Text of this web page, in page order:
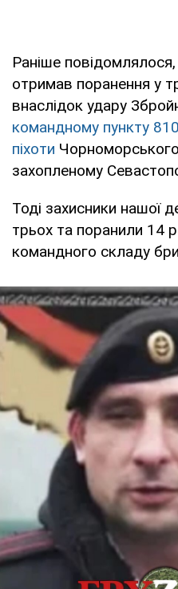
Раніше
отримав поранення у
внаслідок удару
командному пункту
піхоти
захопленому
Тоді захисники нашої
трьох та поранили 14
командного складу